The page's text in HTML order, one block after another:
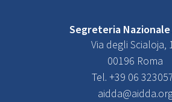
Segreteria Nazionale
Via degli Scialoja,
00196 Roma
Tel. +39 06